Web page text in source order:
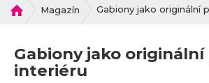
v
d
n
Magazín Gabiony jako originální
Gabiony jako originální
interiéru